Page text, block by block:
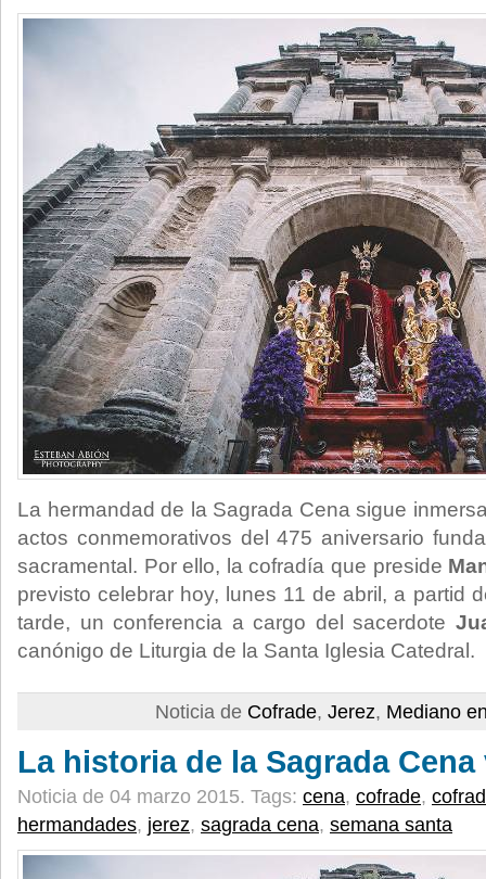
La hermandad de la Sagrada Cena sigue
actos conmemorativos del 475 aniversario
sacramental. Por ello, la cofradía que preside
previsto celebrar hoy, lunes 11 de abril, a partid
tarde, un conferencia a cargo del sacerdote
canónigo de Liturgia de la Santa Iglesia Catedral.
Noticia de Cofrade, Jerez, Mediano
La historia de la Sagrada Cena
Noticia de 04 marzo 2015. Tags: cena, cofrade,
hermandades, jerez, sagrada cena, semana santa